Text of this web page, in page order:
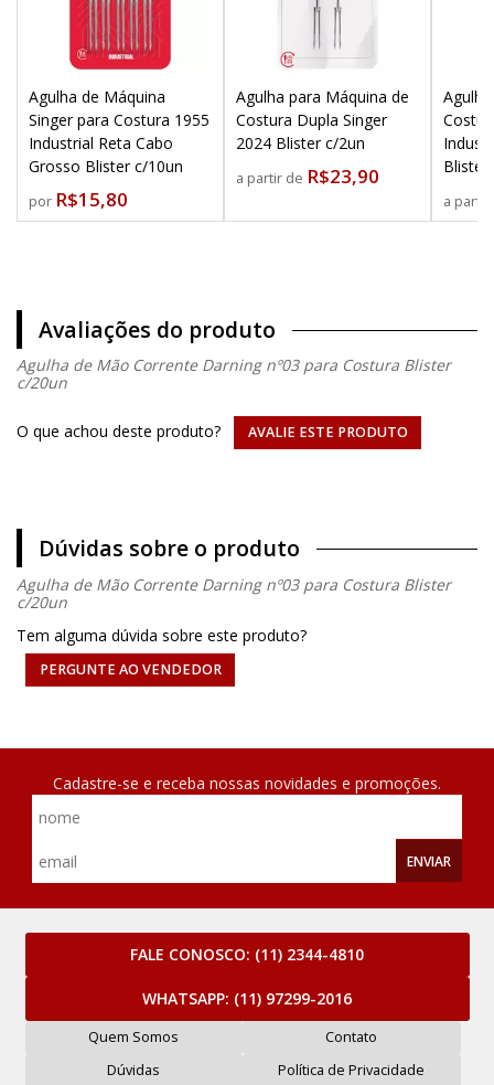
Agulha de Máquina
Singer para Costura 1955
Industrial Reta Cabo
Grosso Blister c/10un
por R$15,80
Agulha para Máquina de
Costura Dupla Singer
2024 Blister c/2un
a partir de R$23,90
Blister
a
Avaliações do produto
Agulha de Mão Corrente Darning nº03 para Costura Blister
c/20un
O que achou deste produto? AVALIE ESTE PRODUTO
Dúvidas sobre o produto
Agulha de Mão Corrente Darning nº03 para Costura Blister
c/20un
Tem alguma dúvida sobre este produto?
PERGUNTE AO VENDEDOR
Cadastre-se e receba nossas novidades e promoções.
ENVIAR
FALE CONOSCO: (11) 2344-4810
WHATSAPP: (11) 97299-2016
Quem Somos
Contato
Dúvidas
Política de Privacidade